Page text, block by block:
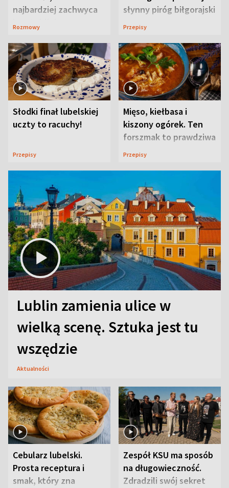
najbardziej zachwyca
ją w Lublinie
Rozmowy
słynny piróg biłgorajski
Przepisy
Słodki finał lubelskiej
uczty to racuchy!
Przepisy
Mięso, kiełbasa i
kiszony ogórek. Ten
forszmak to prawdziwa
uczta
Przepisy
Lublin zamienia ulice w
wielką scenę. Sztuka jest tu
wszędzie
Aktualności
Cebularz lubelski.
Prosta receptura i
smak, który zna
Zespół KSU ma sposób
na długowieczność.
Zdradzili swój sekret